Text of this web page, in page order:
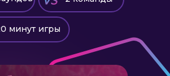
минут игры